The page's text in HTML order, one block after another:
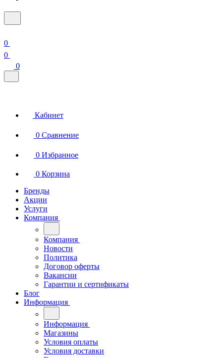
0
0
0
Кабинет
0 Сравнение
0 Избранное
0 Корзина
Бренды
Акции
Услуги
Компания
Компания
Новости
Политика
Договор оферты
Вакансии
Гарантии и сертификаты
Блог
Информация
Информация
Магазины
Условия оплаты
Условия доставки